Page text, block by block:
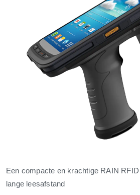
Een compacte en krachtige RAIN
lange leesafstand